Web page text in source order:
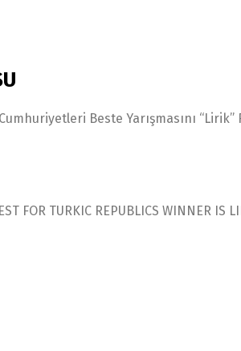
Beste Yarışmasını “Lirik”
FOR TURKIC REPUBLICS WINNER